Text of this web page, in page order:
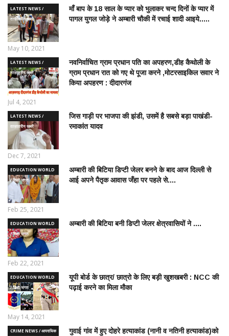
LATEST NEWS /
ताज़ातरीन खबरें
माँ बाप के 18 साल के प्यार को भुलाकर चन्द दिनों के प्यार में
पागल युगल जोड़े ने अम्बारी चौकी में रचाई शादी आइये.....
May 10, 2021
LATEST NEWS /
ताज़ातरीन खबरें
नवनिर्वाचित ग्राम प्रधान पति का अपहरण,डीह कैथोली के
ग्राम प्रधान रात को गए थे पूजा करने ,मोटरसाइकिल सवार ने
किया अपहरण : दीदारगंज
Jul 4, 2021
LATEST NEWS /
ताज़ातरीन खबरें
जिस गाड़ी पर भाजपा की झंडी, उसमें है सबसे बड़ा पाखंडी-
रमाकांत यादव
Dec 7, 2021
EDUCATION WORLD
/ शिक्षा जगत
अम्बारी की बिटिया डिप्टी जेलर बनने के बाद आज दिल्ली से
आई अपने पैतृक आवास जँहा पर पहले से....
Feb 25, 2021
EDUCATION WORLD
/ शिक्षा जगत
अम्बारी की बिटिया बनी डिप्टी जेलर क्षेत्रवासियों ने ....
Feb 22, 2021
EDUCATION WORLD
/ शिक्षा जगत
यूपी बोर्ड के छात्र/ छात्रो के लिए बड़ी खुशखबरी : NCC की
पढ़ाई करने का मिला मौका
May 14, 2021
CRIME NEWS / आपराधिक
गुवाई गांव में हुए दोहरे हत्याकांड (नानी व नतिनी हत्याकांड)को